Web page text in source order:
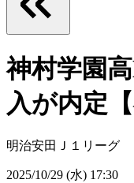
神村学園
入が内定【
明治安田Ｊ１リーグ
2025/10/29 (水) 17:30